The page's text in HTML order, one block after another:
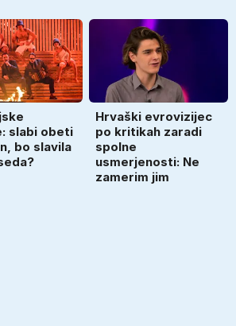
slabi obeti
bo slavila
Hrvaški evrovizijec
po kritikah zaradi
spolne
usmerjenosti: Ne
zamerim jim